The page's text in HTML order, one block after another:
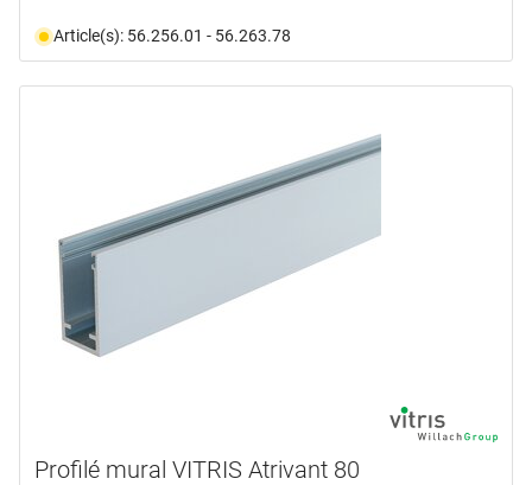
Article(s): 56.256.01 - 56.263.78
Profilé mural VITRIS Atrivant 80